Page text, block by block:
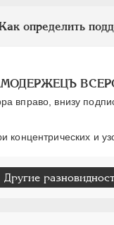
определить
вправо, внизу
и
Другие